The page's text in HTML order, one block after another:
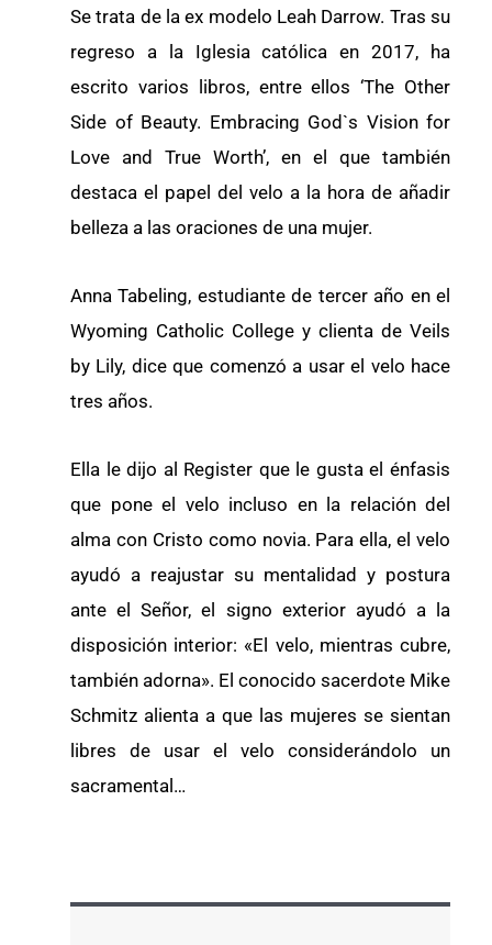
Se trata de la ex modelo Leah Darrow. Tras su
regreso a la Iglesia católica en 2017, ha
escrito varios libros, entre ellos ‘The Other
Side of Beauty. Embracing God`s Vision for
Love and True Worth’, en el que también
destaca el papel del velo a la hora de añadir
belleza a las oraciones de una mujer.
Anna Tabeling, estudiante de tercer año en el
Wyoming Catholic College y clienta de Veils
by Lily, dice que comenzó a usar el velo hace
tres años.
Ella le dijo al Register que le gusta el énfasis
que pone el velo incluso en la relación del
alma con Cristo como novia. Para ella, el velo
ayudó a reajustar su mentalidad y postura
ante el Señor, el signo exterior ayudó a la
disposición interior: «El velo, mientras cubre,
también adorna». El conocido sacerdote Mike
Schmitz alienta a que las mujeres se sientan
libres de usar el velo considerándolo un
sacramental…